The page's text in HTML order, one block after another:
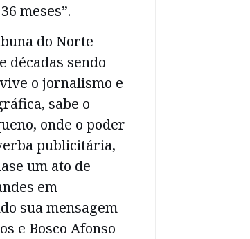
meses”.
do Norte
décadas sendo
o jornalismo e
sabe o
onde o poder
publicitária,
um ato de
em
sua mensagem
e Bosco Afonso